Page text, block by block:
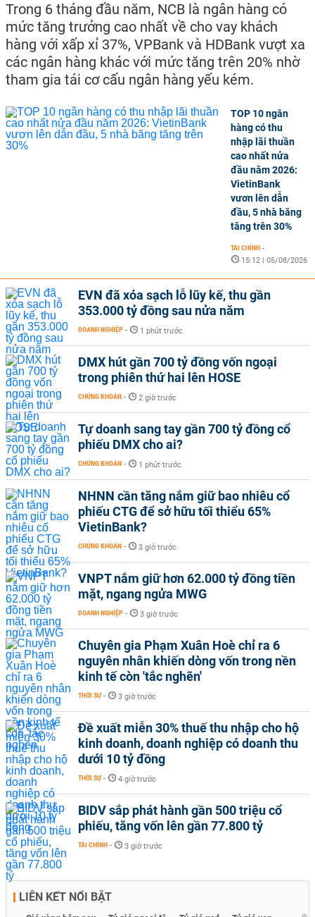
Trong 6 tháng đầu năm, NCB là ngân hàng có
mức tăng trưởng cao nhất về cho vay khách
hàng với xấp xỉ 37%, VPBank và HDBank vượt xa
các ngân hàng khác với mức tăng trên 20% nhờ
tham gia tái cơ cấu ngân hàng yếu kém.
TOP 10 ngân
hàng có thu
nhập lãi thuần
cao nhất nửa
đầu năm 2026:
VietinBank
vươn lên dẫn
đầu, 5 nhà băng
tăng trên 30%
TÀI CHÍNH -
15:12 | 05/08/2026
EVN đã xóa sạch lỗ lũy kế, thu gần
353.000 tỷ đồng sau nửa năm
DOANH NGHIỆP - 1 phút trước
DMX hút gần 700 tỷ đồng vốn ngoại
trong phiên thứ hai lên HOSE
CHỨNG KHOÁN - 2 giờ trước
Tự doanh sang tay gần 700 tỷ đồng cổ
phiếu DMX cho ai?
CHỨNG KHOÁN - 1 phút trước
NHNN cần tăng nắm giữ bao nhiêu cổ
phiếu CTG để sở hữu tối thiểu 65%
VietinBank?
CHỨNG KHOÁN - 3 giờ trước
VNPT nắm giữ hơn 62.000 tỷ đồng tiền
mặt, ngang ngửa MWG
DOANH NGHIỆP - 3 giờ trước
Chuyên gia Phạm Xuân Hoè chỉ ra 6
nguyên nhân khiến dòng vốn trong nền
kinh tế còn 'tắc nghẽn'
THỜI SỰ - 3 giờ trước
Đề xuất miễn 30% thuế thu nhập cho hộ
kinh doanh, doanh nghiệp có doanh thu
dưới 10 tỷ đồng
THỜI SỰ - 4 giờ trước
BIDV sắp phát hành gần 500 triệu cổ
phiếu, tăng vốn lên gần 77.800 tỷ
TÀI CHÍNH - 3 giờ trước
LIÊN KẾT NỔI BẬT